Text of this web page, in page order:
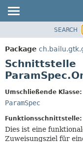
PACKAGE
KLASSE
BAUM
INDEX
SEARCH
Package
Schnittstelle
Umschließende Klasse:
ParamSpec
Funktionsschnittstelle:
Dies ist eine
Zuweisungsziel für